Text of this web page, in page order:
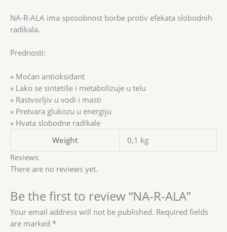
NA-R-ALA ima sposobnost borbe protiv efekata slobodnih
radikala.
Prednosti:
» Moćan antioksidant
» Lako se sintetiše i metabolizuje u telu
» Rastvorljiv u vodi i masti
» Pretvara glukozu u energiju
» Hvata slobodne radikale
Weight
0,1 kg
Reviews
There are no reviews yet.
Be the first to review “NA-R-ALA”
Your email address will not be published. Required fields
are marked *